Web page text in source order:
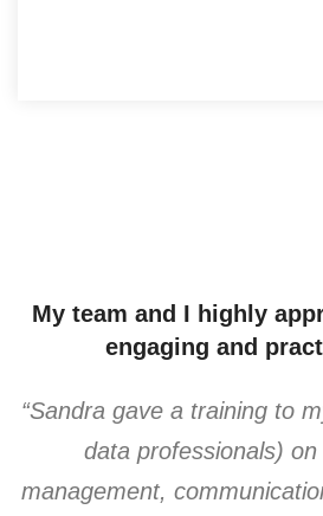
My team and I highly
engaging and
“Sandra gave a training to
data professionals)
management,